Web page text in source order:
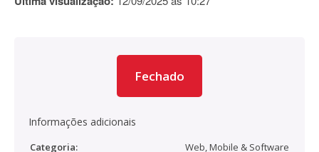
Fechado
Informações adicionais
Categoria:
Web, Mobile & Software